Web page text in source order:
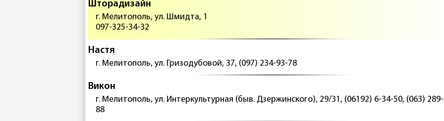
Шторадизайн
г. Мелитополь, ул. Шмидта, 1
097-325-34-32
Настя
г. Мелитополь, ул. Гризодубовой, 37, (097) 234-93-78
Викон
г. Мелитополь, ул. Интеркультурная (быв. Дзержинского), 29/31, (06192) 6-34-50, (063)
88